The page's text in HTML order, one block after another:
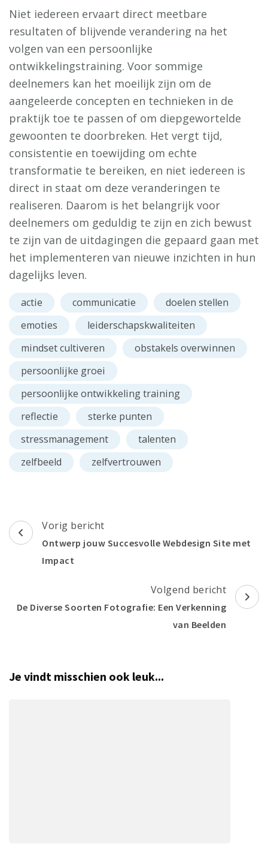
Niet iedereen ervaart direct meetbare
resultaten of blijvende verandering na het
volgen van een persoonlijke
ontwikkelingstraining. Voor sommige
deelnemers kan het moeilijk zijn om de
aangeleerde concepten en technieken in de
praktijk toe te passen of om diepgewortelde
gewoonten te doorbreken. Het vergt tijd,
consistentie en toewijding om echte
transformatie te bereiken, en niet iedereen is
direct in staat om deze veranderingen te
realiseren. Daarom is het belangrijk voor
deelnemers om geduldig te zijn en zich bewust
te zijn van de uitdagingen die gepaard gaan met
het implementeren van nieuwe inzichten in hun
dagelijks leven.
actie communicatie
doelen stellen
emoties
leiderschapskwaliteiten
mindset cultiveren
obstakels overwinnen
persoonlijke groei
persoonlijke ontwikkeling training
reflectie
sterke punten
stressmanagement
talenten
zelfbeeld
zelfvertrouwen
Berichtnavigatie
Vorig bericht
Ontwerp jouw Succesvolle Webdesign Site met
Impact
Volgend bericht
De Diverse Soorten Fotografie: Een Verkenning
van Beelden
Je vindt misschien ook leuk...